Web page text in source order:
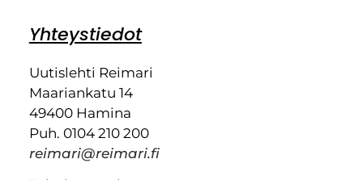
Yhteystiedot
Uutislehti Reimari
Maariankatu 14
49400 Hamina
Puh. 0104 210 200
reimari@reimari.fi